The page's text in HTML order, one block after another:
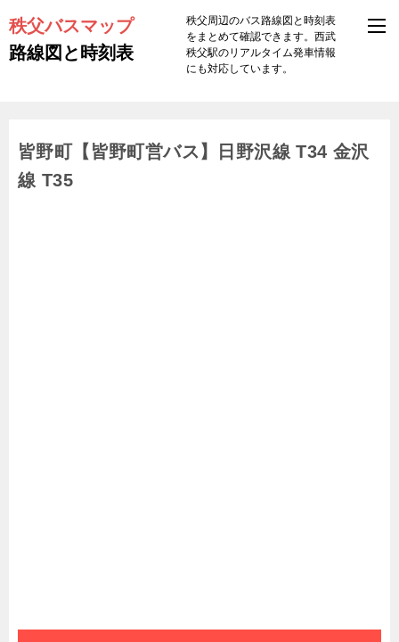
秩父バスマップ
路線図と時刻表
秩父周辺のバス路線図と時刻表
をまとめて確認できます。西武
秩父駅のリアルタイム発車情報
にも対応しています。
皆野町【皆野町営バス】日野沢線 T34 金沢
線 T35